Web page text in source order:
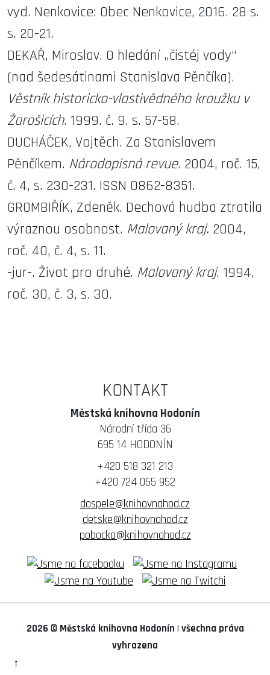
vyd. Nenkovice: Obec Nenkovice, 2016. 28 s.
s. 20-21.
DEKAŘ, Miroslav. O hledání „čistéj vody“
(nad šedesátinami Stanislava Pěnčíka).
Věstník historicko-vlastivědného kroužku v
Žarošicích. 1999. č. 9. s. 57-58.
DUCHÁČEK, Vojtěch. Za Stanislavem
Pěnčíkem. Národopisná revue. 2004, roč. 15,
č. 4, s. 230-231. ISSN 0862-8351.
GROMBIŘÍK, Zdeněk. Dechová hudba ztratila
výraznou osobnost. Malovaný kraj. 2004,
roč. 40, č. 4, s. 11.
-jur-. Život pro druhé. Malovaný kraj. 1994,
roč. 30, č. 3, s. 30.
KONTAKT
Městská knihovna Hodonín
Národní třída 36
695 14 HODONÍN
+420 518 321 213
+420 724 055 952
dospele@knihovnahod.cz
detske@knihovnahod.cz
pobocka@knihovnahod.cz
2026 © Městská knihovna Hodonín | všechna práva
vyhrazena
↑